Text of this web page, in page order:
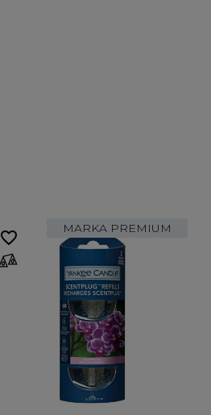
MARKA PREMIUM
favorite_border